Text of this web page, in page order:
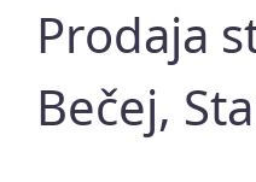
Prodaja
Bečej,